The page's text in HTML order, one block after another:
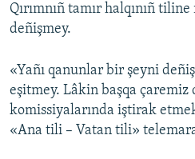
Qırımnıñ tamır halqınıñ
deñişmey.
«Yañı qanunlar bir şeyni
eşitmey. Lâkin başqa
komissiyalarında iştirak
«Ana tili – Vatan tili»